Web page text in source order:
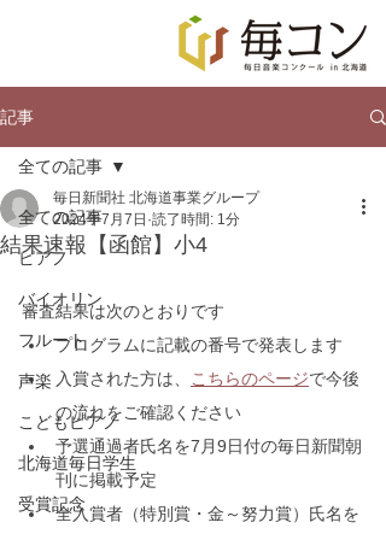
記事
全ての記事
ピアノ
バイオリン
フルート
声楽
こどもピアノ
北海道毎日学生
受賞記念
全ての記事
結果速報【函館】小4
毎日新聞社 北海道事業グループ
2024年7月7日 読了時間: 1分
審査結果は次のとおりです
プログラムに記載の番号で発表します
入賞された方は、
こちらのページで今後
の流れをご確認ください
予選通過者氏名を7月9日付の毎日新聞朝
刊に掲載予定
全入賞者（特別賞・金～努力賞）氏名を